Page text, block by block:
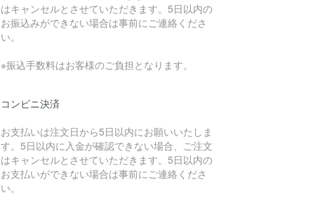
はキャンセルとさせていただきます。5日以内の
お振込みができない場合は事前にご連絡くださ
い。
※振込手数料はお客様のご負担となります。
コンビニ決済
お支払いは注文日から5日以内にお願いいたしま
す。5日以内に入金が確認できない場合、ご注文
はキャンセルとさせていただきます。5日以内の
お支払いができない場合は事前にご連絡くださ
い。